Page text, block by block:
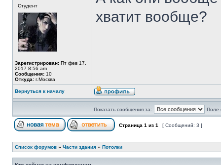
Студент
Зарегистрирован: Пт фев 17,
2017 8:56 am
Сообщения: 10
Откуда: г.Москва
хватит вообще?
Вернуться к началу
Показать сообщения за: Поле
Страница 1 из 1 [ Сообщений: 3 ]
Список форумов » Части здания » Потолки